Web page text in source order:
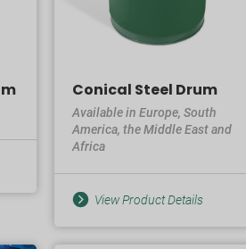
Conical Steel Drum
Available in Europe, South
America, the Middle East and
Africa
View Product Details